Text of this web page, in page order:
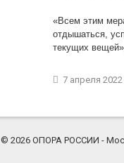
«Всем этим
отдышаться,
текущих
7 апреля 2022
© 2026 ОПОРА РОССИИ -